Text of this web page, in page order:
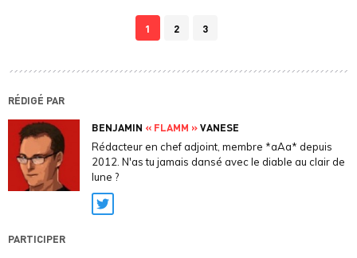
1 2 3
RÉDIGÉ PAR
BENJAMIN « FLAMM »VANESE
Rédacteur en chef adjoint, membre *aAa* depuis
2012. N'as tu jamais dansé avec le diable au clair de
lune ?
Twitter
PARTICIPER